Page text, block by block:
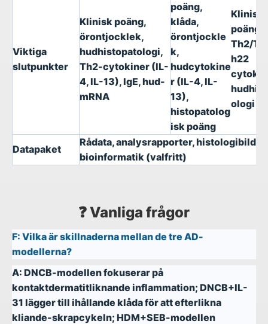
Viktiga
slutpunkter
Klinisk poäng,
örontjocklek,
hudhistopatologi,
Th2-cytokiner (IL-
4, IL-13), IgE, hud-
mRNA
poäng,
klåda,
örontjockle
k,
hudcytokine
r (IL-4, IL-
13),
histopatolog
isk poäng
Klinisk
poäng,
Th2/
h22
ologi
Datapaket
Rådata, analysrapporter, histologibilder,
bioinformatik (valfritt)
❓ Vanliga frågor
F: Vilka är skillnaderna mellan de tre AD-
modellerna?
A: DNCB-modellen fokuserar på
kontaktdermatitliknande inflammation; DNCB+IL-
31 lägger till ihållande klåda för att efterlikna
kliande-skrapcykeln; HDM+SEB-modellen